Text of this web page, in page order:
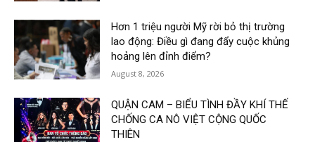
Hơn 1 triệu người Mỹ rời bỏ thị trường
lao động: Điều gì đang đẩy cuộc khủng
hoảng lên đỉnh điểm?
August 8, 2026
QUẬN CAM – BIỂU TÌNH ĐẦY KHÍ THẾ
CHỐNG CA NÔ VIỆT CỘNG QUỐC
THIÊN